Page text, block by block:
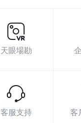
天眼場勘
客服支持 客